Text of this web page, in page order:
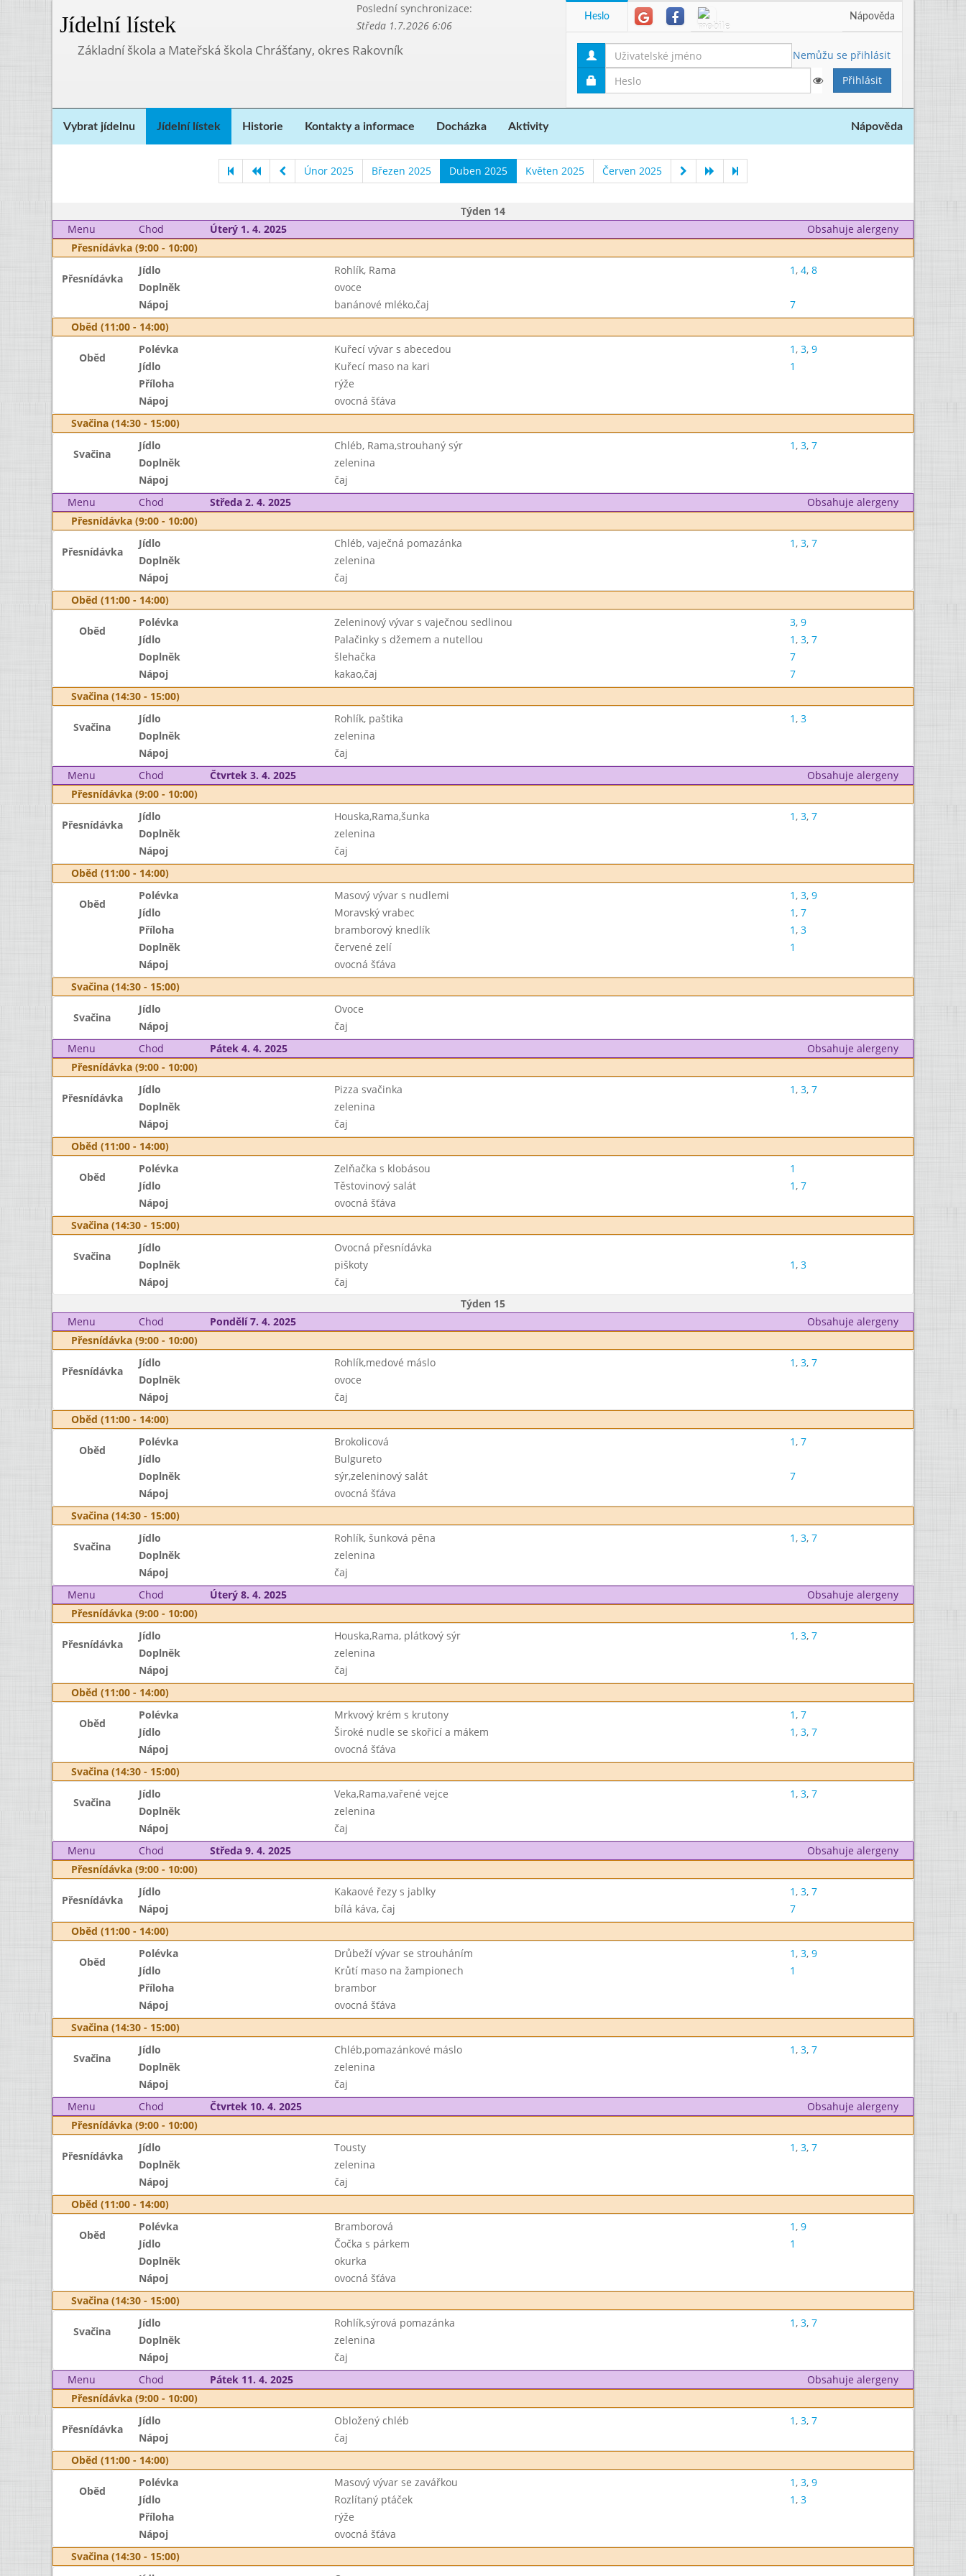
Jídelní lístek
Poslední synchronizace:
Středa 1.7.2026 6:06
Základní škola a Mateřská škola Chrášťany, okres Rakovník
Heslo Nápověda
Nemůžu se přihlásit
Vybrat jídelnu Jídelní lístek Historie Kontakty a informace Docházka Aktivity Nápověda
Únor 2025 Březen 2025 Duben 2025 Květen 2025 Červen 2025
Týden 14
Menu
Chod Úterý 1. 4. 2025
Obsahuje alergeny
Přesnídávka (9:00 - 10:00)
Přesnídávka
Jídlo Rohlík, Rama 1, 4, 8
Doplněk
ovoce
Nápoj
banánové mléko,čaj
7
Oběd (11:00 - 14:00)
Oběd
Polévka Kuřecí vývar s abecedou 1, 3, 9
Jídlo
Kuřecí maso na kari
1
Příloha
rýže
Nápoj
ovocná šťáva
Svačina (14:30 - 15:00)
Svačina
Jídlo Chléb, Rama,strouhaný sýr 1, 3, 7
Doplněk
zelenina
Nápoj
čaj
Menu
Chod Středa 2. 4. 2025
Obsahuje alergeny
Přesnídávka (9:00 - 10:00)
Přesnídávka
Jídlo Chléb, vaječná pomazánka 1, 3, 7
Doplněk
zelenina
Nápoj
čaj
Oběd (11:00 - 14:00)
Oběd
Polévka Zeleninový vývar s vaječnou sedlinou 3, 9
Jídlo
Palačinky s džemem a nutellou 1, 3, 7
Doplněk
šlehačka
7
Nápoj
kakao,čaj
7
Svačina (14:30 - 15:00)
Svačina
Jídlo Rohlík, paštika 1, 3
Doplněk
zelenina
Nápoj
čaj
Menu
Chod Čtvrtek 3. 4. 2025
Obsahuje alergeny
Přesnídávka (9:00 - 10:00)
Přesnídávka
Jídlo Houska,Rama,šunka 1, 3, 7
Doplněk
zelenina
Nápoj
čaj
Oběd (11:00 - 14:00)
Oběd
Polévka Masový vývar s nudlemi 1, 3, 9
Jídlo
Moravský vrabec 1, 7
Příloha
bramborový knedlík 1, 3
Doplněk
červené zelí
1
Nápoj
ovocná šťáva
Svačina (14:30 - 15:00)
Svačina
Jídlo
Ovoce
Nápoj
čaj
Menu
Chod Pátek 4. 4. 2025
Obsahuje alergeny
Přesnídávka (9:00 - 10:00)
Přesnídávka
Jídlo Pizza svačinka 1, 3, 7
Doplněk
zelenina
Nápoj
čaj
Oběd (11:00 - 14:00)
Oběd
Polévka Zelňačka s klobásou
1
Jídlo
Těstovinový salát 1, 7
Nápoj
ovocná šťáva
Svačina (14:30 - 15:00)
Svačina
Jídlo
Ovocná přesnídávka
Doplněk
piškoty 1, 3
Nápoj
čaj
Týden 15
Menu
Chod Pondělí 7. 4. 2025
Obsahuje alergeny
Přesnídávka (9:00 - 10:00)
Přesnídávka
Jídlo Rohlík,medové máslo 1, 3, 7
Doplněk
ovoce
Nápoj
čaj
Oběd (11:00 - 14:00)
Oběd
Polévka Brokolicová 1, 7
Jídlo
Bulgureto
Doplněk
sýr,zeleninový salát
7
Nápoj
ovocná šťáva
Svačina (14:30 - 15:00)
Svačina
Jídlo Rohlík, šunková pěna 1, 3, 7
Doplněk
zelenina
Nápoj
čaj
Menu
Chod Úterý 8. 4. 2025
Obsahuje alergeny
Přesnídávka (9:00 - 10:00)
Přesnídávka
Jídlo Houska,Rama, plátkový sýr 1, 3, 7
Doplněk
zelenina
Nápoj
čaj
Oběd (11:00 - 14:00)
Oběd
Polévka Mrkvový krém s krutony 1, 7
Jídlo
Široké nudle se skořicí a mákem 1, 3, 7
Nápoj
ovocná šťáva
Svačina (14:30 - 15:00)
Svačina
Jídlo Veka,Rama,vařené vejce 1, 3, 7
Doplněk
zelenina
Nápoj
čaj
Menu
Chod Středa 9. 4. 2025
Obsahuje alergeny
Přesnídávka (9:00 - 10:00)
Přesnídávka
Jídlo Kakaové řezy s jablky 1, 3, 7
Nápoj
bílá káva, čaj
7
Oběd (11:00 - 14:00)
Oběd
Polévka Drůbeží vývar se strouháním 1, 3, 9
Jídlo
Krůtí maso na žampionech
1
Příloha
brambor
Nápoj
ovocná šťáva
Svačina (14:30 - 15:00)
Svačina
Jídlo Chléb,pomazánkové máslo 1, 3, 7
Doplněk
zelenina
Nápoj
čaj
Menu
Chod Čtvrtek 10. 4. 2025
Obsahuje alergeny
Přesnídávka (9:00 - 10:00)
Přesnídávka
Jídlo Tousty 1, 3, 7
Doplněk
zelenina
Nápoj
čaj
Oběd (11:00 - 14:00)
Oběd
Polévka Bramborová 1, 9
Jídlo
Čočka s párkem
1
Doplněk
okurka
Nápoj
ovocná šťáva
Svačina (14:30 - 15:00)
Svačina
Jídlo Rohlík,sýrová pomazánka 1, 3, 7
Doplněk
zelenina
Nápoj
čaj
Menu
Chod Pátek 11. 4. 2025
Obsahuje alergeny
Přesnídávka (9:00 - 10:00)
Přesnídávka
Jídlo Obložený chléb 1, 3, 7
Nápoj
čaj
Oběd (11:00 - 14:00)
Oběd
Polévka Masový vývar se zavářkou 1, 3, 9
Jídlo
Rozlítaný ptáček 1, 3
Příloha
rýže
Nápoj
ovocná šťáva
Svačina (14:30 - 15:00)